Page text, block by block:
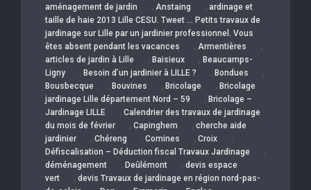
aménagement de jardin , Anstaing , ardinage et
taille de haie 2013 Lille CESU. Tweet … Petits travaux de
jardinage sur Lille par un jardinier professionnel. Vous
êtes absent pendant les vacances
, Armentières ,
articles de jardin à Lille , Baisieux , Beaucamps-
Ligny
, Besoin d’un jardinier à LILLE ? , Bondues ,
Bousbecque , Bouvines , Bricolage , Bricolage
jardinage Lille département Nord – 59
, Bricolage –
Jardinage LILLE
, Calendrier des travaux de jardinage
du mois de février
, Capinghem , cherche aide
jardinier
, Chéreng , Comines , Croix ,
Défiscalisation – Déduction fiscal Travaux Jardinage ,
déménagement , Deûlémont , devis espace
vert
, devis Travaux de jardinage en région nord-pas-